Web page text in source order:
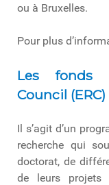
ou à Bruxelles.
Pour plus
Les fonds
Council (ERC)
Il s’agit d’un
recherche qui
doctorat, de
de leurs projets